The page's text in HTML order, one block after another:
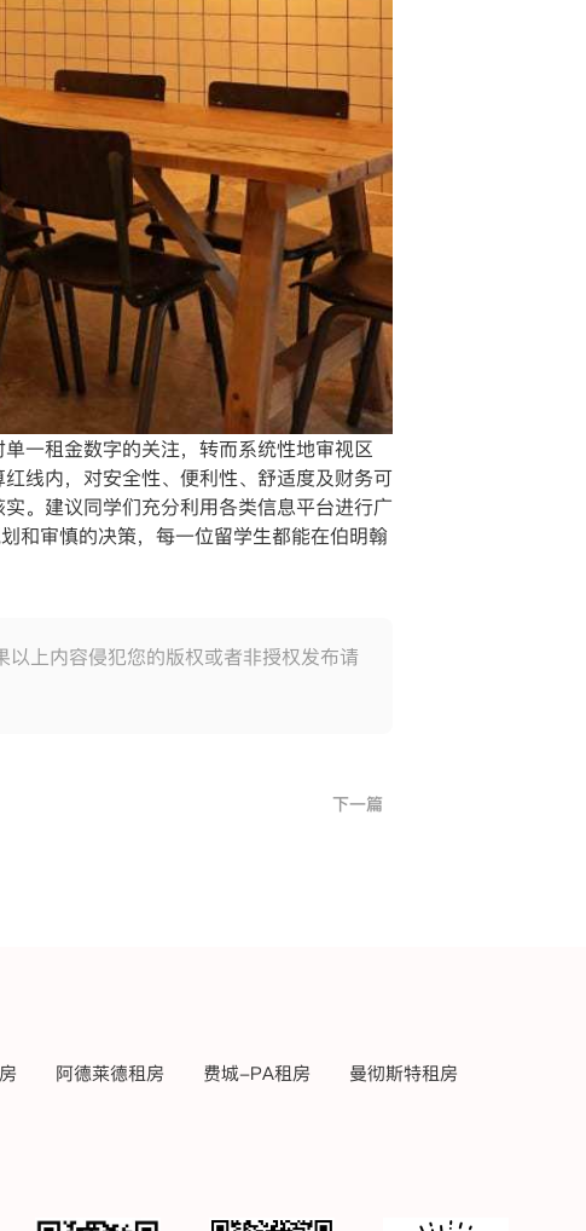
一租金数字的关注，转而系统性地审视区
线内，对安全性、便利性、舒适度及财务可
。建议同学们充分利用各类信息平台进行广
和审慎的决策，每一位留学生都能在伯明翰
上内容侵犯您的版权或者非授权发布请
下一篇
阿德莱德租房 费城-PA租房
曼彻斯特租房